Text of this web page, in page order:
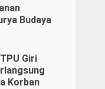
Budaya
Giri
Korban